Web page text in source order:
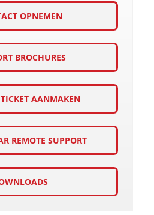
OPNEMEN
BROCHURES
AANMAKEN
REMOTE SUPPORT